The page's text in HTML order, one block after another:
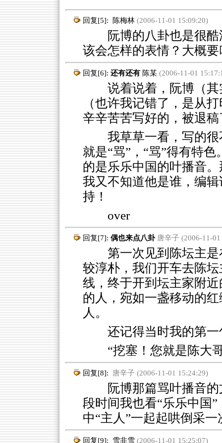
回复[5]: 陈梅林(2006-11-01 15:09:20)
阮博的八卦也是很酷
该会怎样的表情？大概
回复[6]: 还有还有 陈某(2006-11-01
说着说着，阮博（其
（也许我记错了，是从
辛辛苦苦写好的，被退稿
我草草一看，写的
就是“骂”，“骂”得有特
的是乐乐中国的叶播音
我又不知道他是谁，编
持！
over
回复[7]: 偶也来点八卦 唐辛子 (2006-11-
第一次见到陈坛主是
较淳朴，我们开车去陈
线，终于开到坛主家附
的人，宛如一盏移动的
人。
还记得当时我的第
“挖塞！您就是陈大
回复[8]: 唐辛子 (2006-11-01 15:24:29)
阮博那篇骂叶播音的
段时间我也看“乐乐中国
中“主人”一起起哄倒采一
回复[9]: 雪非雪(2006-11-01 15:25:07)